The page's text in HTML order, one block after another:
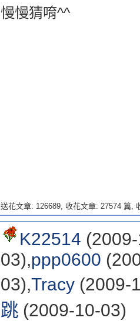
慢慢猜唷^^
送花文章: 126689, 收花文章: 27574 篇,
K22514
03),ppp0600
03),Tracy(2009-
跳(2009-10-03)